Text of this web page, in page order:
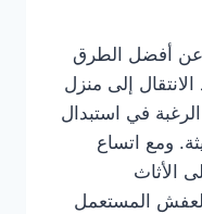
عن أفضل الطرق
إلى منزل
في استبدال
ومع اتساع
الأثاث
المستعمل